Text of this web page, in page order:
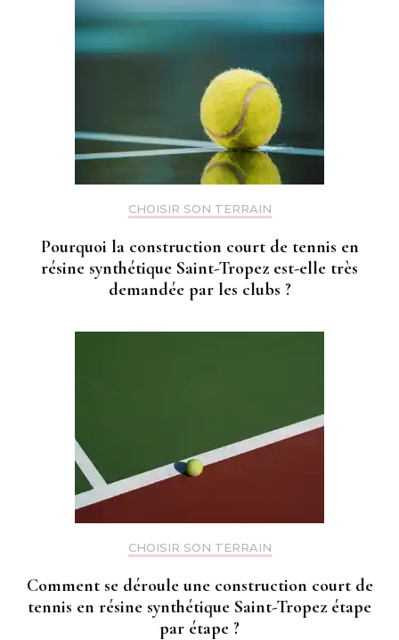
CHOISIR SON TERRAIN
Pourquoi la construction court de tennis en
résine synthétique Saint-Tropez est-elle très
demandée par les clubs ?
CHOISIR SON TERRAIN
Comment se déroule une construction court de
tennis en résine synthétique Saint-Tropez étape
par étape ?